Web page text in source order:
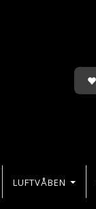
LUFTVÅBEN